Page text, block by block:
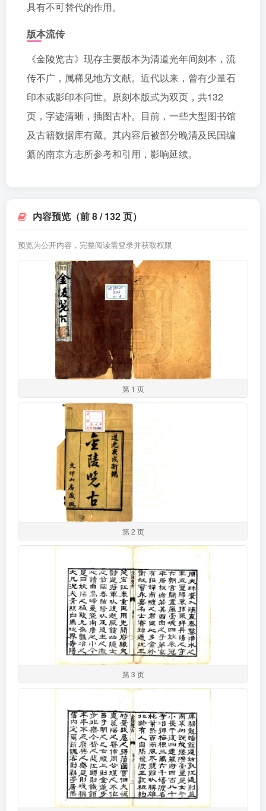
具有不可替代的作用。
版本流传
《金陵览古》现存主要版本为清道光年间刻本，流
传不广，属稀见地方文献。近代以来，曾有少量石
印本或影印本问世。原刻本版式为双页，共132
页，字迹清晰，插图古朴。目前，一些大型图书馆
及古籍数据库有藏。其内容后被部分晚清及民国编
纂的南京方志所参考和引用，影响延续。
内容预览（前 8 / 132 页）
预览为公开内容，完整阅读需登录并获取权限
第 1 页
第 2 页
第 3 页